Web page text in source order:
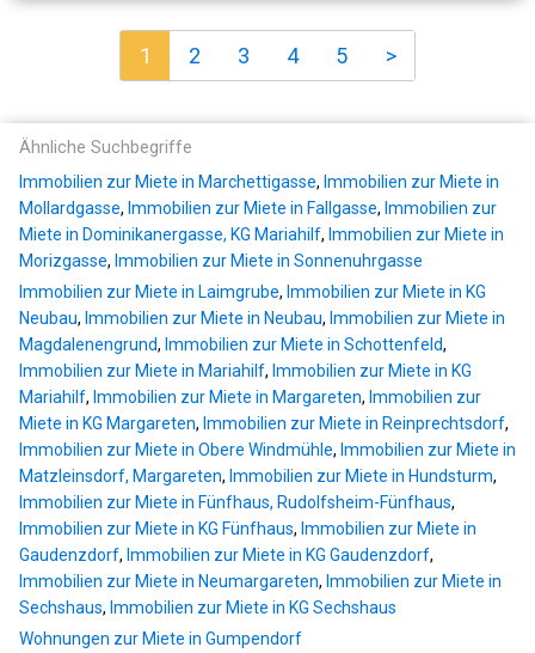
1 2 3 4 5 >
Ähnliche Suchbegriffe
Immobilien zur Miete in Marchettigasse, Immobilien zur Miete in
Mollardgasse, Immobilien zur Miete in Fallgasse, Immobilien zur
Miete in Dominikanergasse, KG Mariahilf, Immobilien zur Miete in
Morizgasse, Immobilien zur Miete in Sonnenuhrgasse
Immobilien zur Miete in Laimgrube, Immobilien zur Miete in KG
Neubau, Immobilien zur Miete in Neubau, Immobilien zur Miete in
Magdalenengrund, Immobilien zur Miete in Schottenfeld,
Immobilien zur Miete in Mariahilf, Immobilien zur Miete in KG
Mariahilf, Immobilien zur Miete in Margareten, Immobilien zur
Miete in KG Margareten, Immobilien zur Miete in Reinprechtsdorf,
Immobilien zur Miete in Obere Windmühle, Immobilien zur Miete in
Matzleinsdorf, Margareten, Immobilien zur Miete in Hundsturm,
Immobilien zur Miete in Fünfhaus, Rudolfsheim-Fünfhaus,
Immobilien zur Miete in KG Fünfhaus, Immobilien zur Miete in
Gaudenzdorf, Immobilien zur Miete in KG Gaudenzdorf,
Immobilien zur Miete in Neumargareten, Immobilien zur Miete in
Sechshaus, Immobilien zur Miete in KG Sechshaus
Wohnungen zur Miete in Gumpendorf